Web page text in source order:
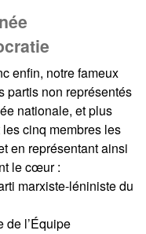
enfin, notre fameux
partis non représentés
nationale, et plus
cinq membres les
en représentant ainsi
le cœur :
marxiste-léniniste du
de l’Équipe